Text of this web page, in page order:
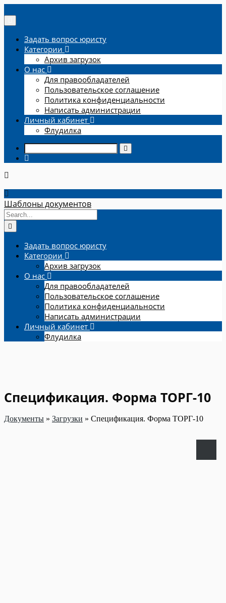
Задать вопрос юристу
Категории
Архив загрузок
О нас
Для правообладателей
Пользовательское соглашение
Политика конфиденциальности
Написать администрации
Личный кабинет
Флудилка
Шаблоны документов
Задать вопрос юристу
Категории
Архив загрузок
О нас
Для правообладателей
Пользовательское соглашение
Политика конфиденциальности
Написать администрации
Личный кабинет
Флудилка
Спецификация. Форма ТОРГ-10
Документы » Загрузки » Спецификация. Форма ТОРГ-10